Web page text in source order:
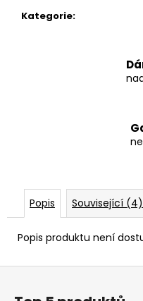
Kategorie:
Popis Související (4)
Popis produktu není
Z